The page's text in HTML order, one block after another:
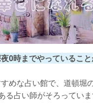
0時までやっているこ
めな占い館で、道頓堀
占い師がそろっていま